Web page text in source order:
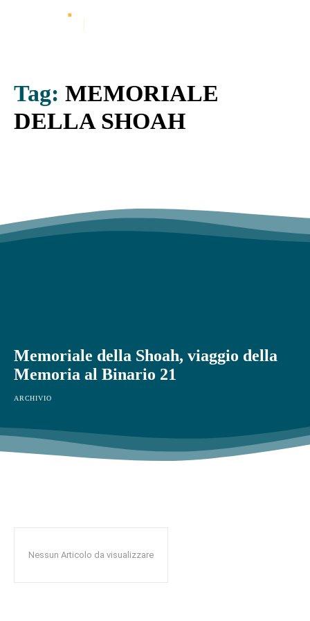
Tag: MEMORIALE
DELLA SHOAH
Memoriale della Shoah, viaggio della
Memoria al Binario 21
ARCHIVIO
Nessun Articolo da visualizzare